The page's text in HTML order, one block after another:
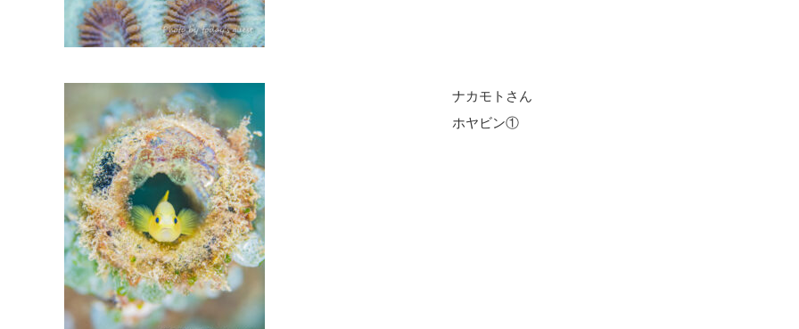
ナカモトさん
ホヤビン①